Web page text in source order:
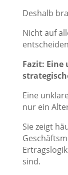
Deshalb
Nicht auf
Fazit: Eine
Eine
nur ein
Sie zeigt
sind.